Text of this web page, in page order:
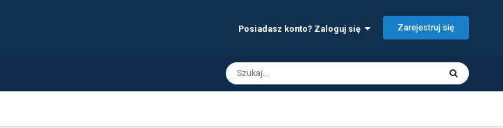
Posiadasz konto? Zaloguj się Zarejestruj się